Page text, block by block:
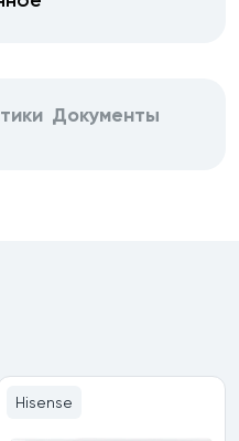
Документы
Hisense